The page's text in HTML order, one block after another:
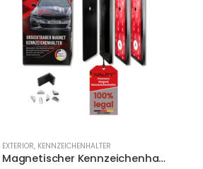
EXTERIOR, KENNZEICHENHALTER
Magnetischer Kennzeichenhalter für 3D Kennzeichen mit Diebstahlschutz